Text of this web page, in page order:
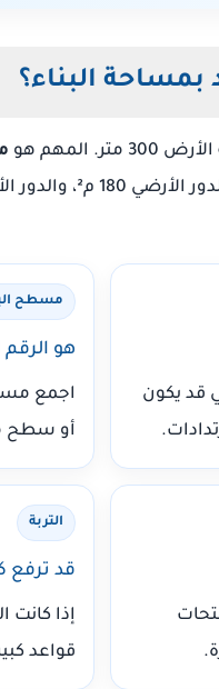
البناء؟
هو
الفعلي قد يكون
مسطح
هو الرقم
اجمع
أو سطح
التربة
قد ترفع
إذا كانت
قواعد